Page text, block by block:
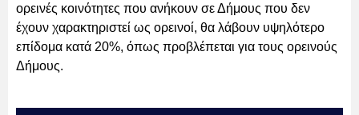
ορεινές κοινότητες που ανήκουν σε Δήμους που δεν
έχουν χαρακτηριστεί ως ορεινοί, θα λάβουν υψηλότερο
επίδομα κατά 20%, όπως προβλέπεται για τους ορεινούς
Δήμους.